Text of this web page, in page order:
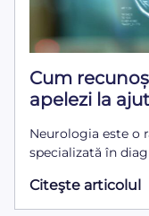
Cum
apelezi la
Neurologia este o
specializată în
Citeşte articolul